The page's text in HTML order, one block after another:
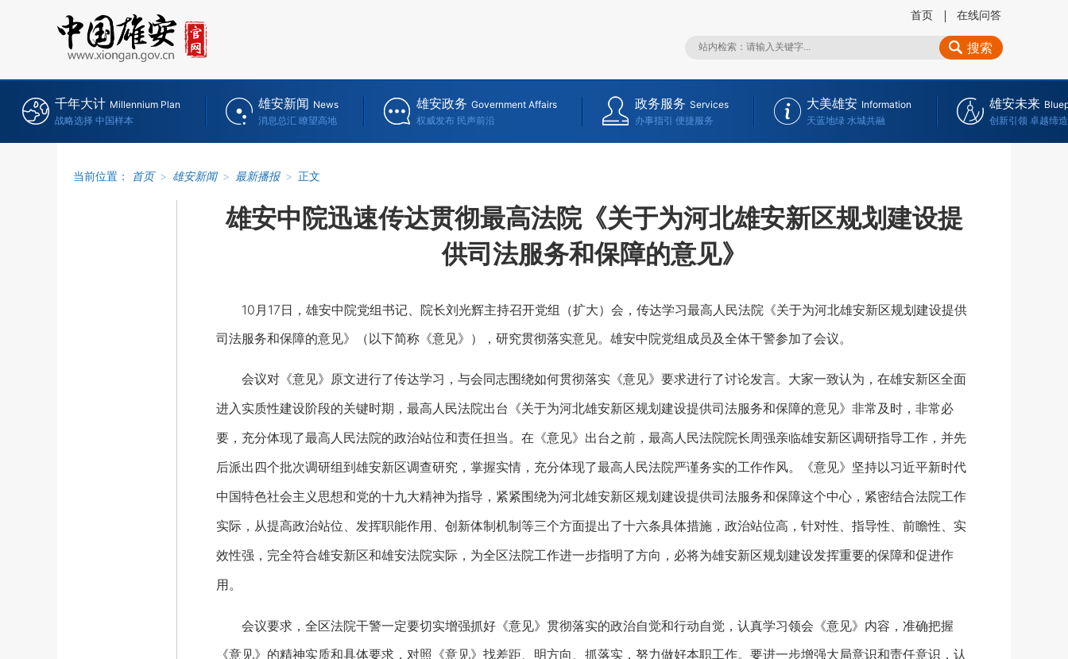
首页 在线问答
搜索
千年大计 Millennium Plan
战略选择 中国样本
雄安新闻 News
消息总汇 瞭望高地
雄安政务 Government Affairs
权威发布 民声前沿
政务服务 Services
办事指引 便捷服务
大美雄安 Information
天蓝地绿 水城共融
雄安未来
创新引领 卓越缔造
当前位置： 首页 > 雄安新闻 > 最新播报 > 正文
雄安中院迅速传达贯彻最高法院《关于为河北雄安新区规划建设提
供司法服务和保障的意见》
10月17日，雄安中院党组书记、院长刘光辉主持召开党组（扩大）会，传达学习最高人民法院《关于为河北雄安新区规划建设提供
司法服务和保障的意见》（以下简称《意见》），研究贯彻落实意见。雄安中院党组成员及全体干警参加了会议。
会议对《意见》原文进行了传达学习，与会同志围绕如何贯彻落实《意见》要求进行了讨论发言。大家一致认为，在雄安新区全面
进入实质性建设阶段的关键时期，最高人民法院出台《关于为河北雄安新区规划建设提供司法服务和保障的意见》非常及时，非常必
要，充分体现了最高人民法院的政治站位和责任担当。在《意见》出台之前，最高人民法院院长周强亲临雄安新区调研指导工作，并先
后派出四个批次调研组到雄安新区调查研究，掌握实情，充分体现了最高人民法院严谨务实的工作作风。《意见》坚持以习近平新时代
中国特色社会主义思想和党的十九大精神为指导，紧紧围绕为河北雄安新区规划建设提供司法服务和保障这个中心，紧密结合法院工作
实际，从提高政治站位、发挥职能作用、创新体制机制等三个方面提出了十六条具体措施，政治站位高，针对性、指导性、前瞻性、实
效性强，完全符合雄安新区和雄安法院实际，为全区法院工作进一步指明了方向，必将为雄安新区规划建设发挥重要的保障和促进作
用。
会议要求，全区法院干警一定要切实增强抓好《意见》贯彻落实的政治自觉和行动自觉，认真学习领会《意见》内容，准确把握
《意见》的精神实质和具体要求，对照《意见》找差距、明方向、抓落实，努力做好本职工作。要进一步增强大局意识和责任意识，认